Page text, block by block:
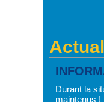
Durant la
maintenus !